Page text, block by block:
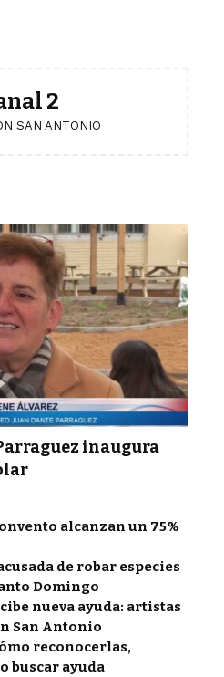
2
SAN ANTONIO
inaugura
alcanzan un 75%
de robar especies
Domingo
nueva ayuda: artistas
San Antonio
reconocerlas,
buscar ayuda